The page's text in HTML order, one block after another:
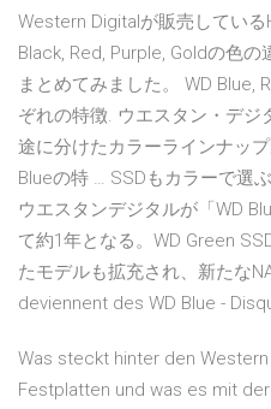
Western Digitalが販売している
Black, Red, Purple, Goldの色
まとめてみました。 WD Blue,
ぞれの特徴. ウエスタン・デジ
途に分けたカラーラインナッ
Blueの特 … SSDもカラーで選
ウエスタンデジタルが「WD
て約1年となる。WD Green
たモデルも拡充され、新たな
deviennent des WD Blue -
Was steckt hinter den Western
Festplatten und was es mit